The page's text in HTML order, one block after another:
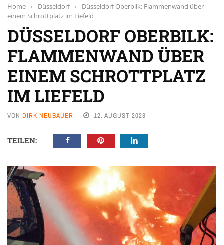
Home › Düsseldorf ›
Düsseldorf Oberbilk: Flammenwand über
einem Schrottplatz im Liefeld
DÜSSELDORF OBERBILK:
FLAMMENWAND ÜBER
EINEM SCHROTTPLATZ
IM LIEFELD
VON DIRK NEUBAUER 12. AUGUST 2023
TEILEN: